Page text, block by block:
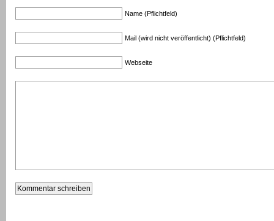
Name (Pflichtfeld)
Mail (wird nicht veröffentlicht) (Pflichtfeld)
Webseite